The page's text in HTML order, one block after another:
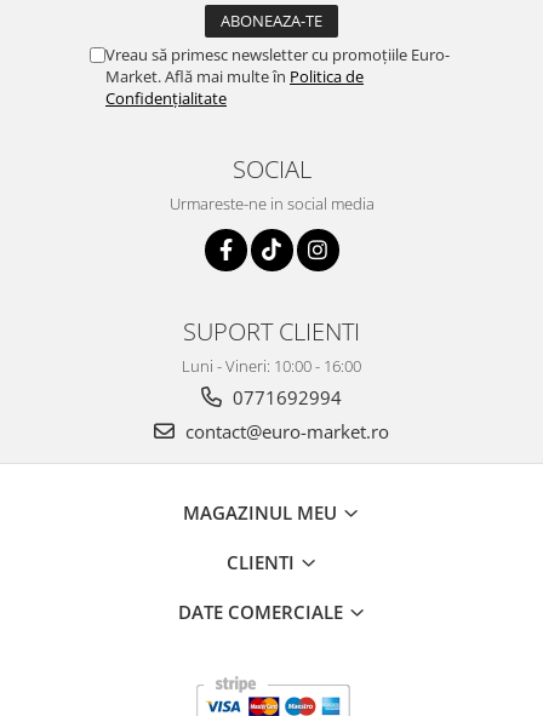
Vreau să primesc newsletter cu promoțiile Euro-
Market. Află mai multe în Politica de
Confidențialitate
SOCIAL
Urmareste-ne in social media
SUPORT CLIENTI
Luni - Vineri: 10:00 - 16:00
0771692994
contact@euro-market.ro
MAGAZINUL MEU
CLIENTI
DATE COMERCIALE